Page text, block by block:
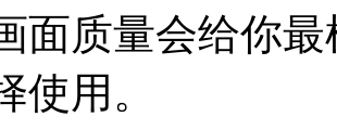
面质量会给你
使用。